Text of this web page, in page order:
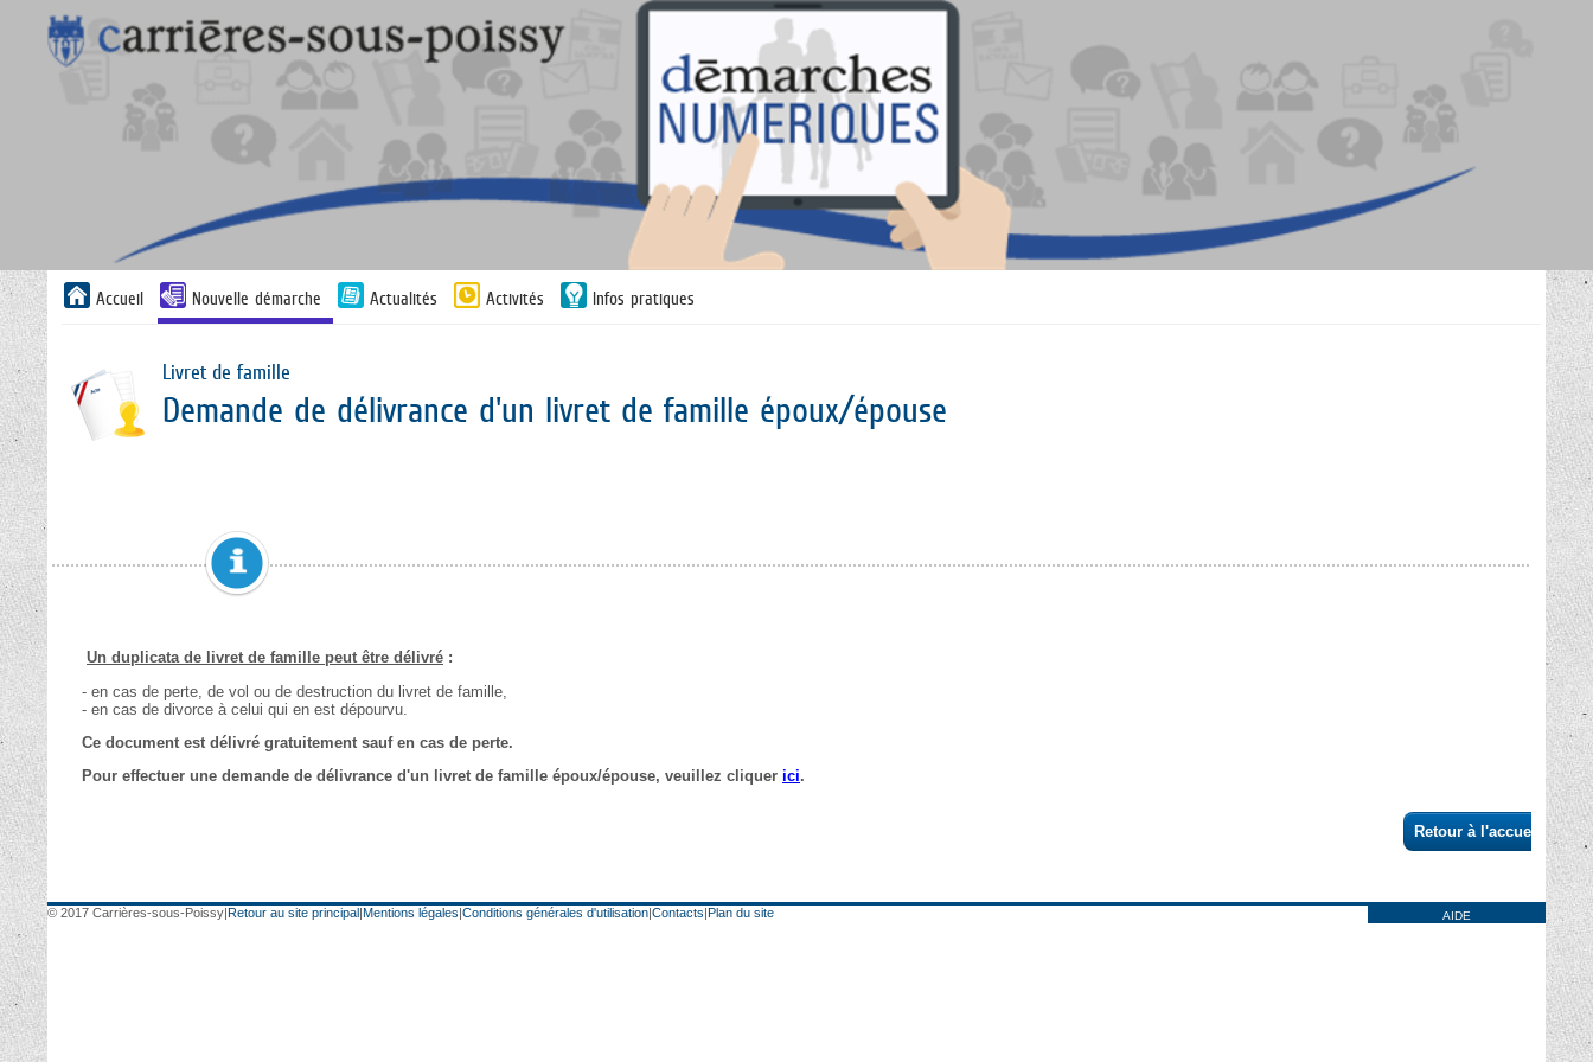
Liste
des
Accueil Nouvelle démarche Actualités Activités Infos pratiques
Livret de famille
Demande de délivrance d'un livret de famille époux/épouse
Retour à l'accueil
© 2017 Carrières-sous-Poissy|Retour au site principal|Mentions légales|Conditions générales d'utilisation|Contacts|Plan du site AIDE